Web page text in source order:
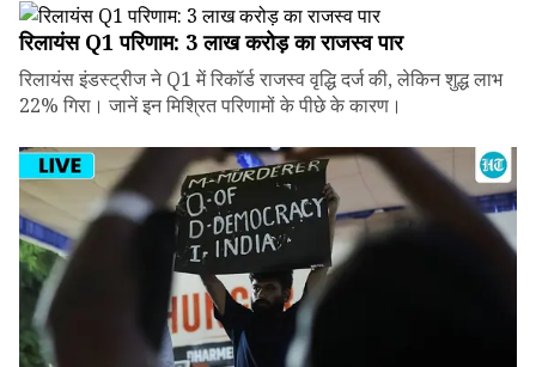
रिलायंस Q1 परिणाम: ₹3 लाख करोड़ का राजस्व पार
रिलायंस इंडस्ट्रीज ने Q1 में रिकॉर्ड राजस्व वृद्धि दर्ज की, लेकिन शुद्ध लाभ
22% गिरा। जानें इन मिश्रित परिणामों के पीछे के कारण।